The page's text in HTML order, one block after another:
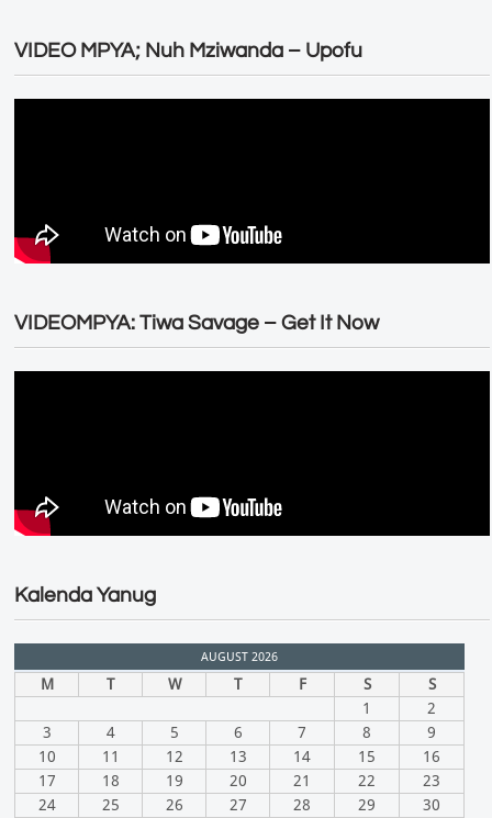
VIDEO MPYA; Nuh Mziwanda – Upofu
VIDEOMPYA: Tiwa Savage – Get It Now
Kalenda Yanug
AUGUST 2026
M T W T F S
S
1
2
3
4 5 6 7 8
9
10
11 12 13 14 15
16
17
18 19 20 21 22
23
24
25 26 27 28 29
30